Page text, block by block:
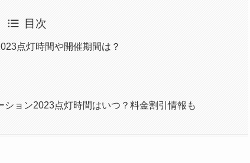
目次
点灯時間や開催期間は？
ョン2023点灯時間はいつ？料金割引情報も